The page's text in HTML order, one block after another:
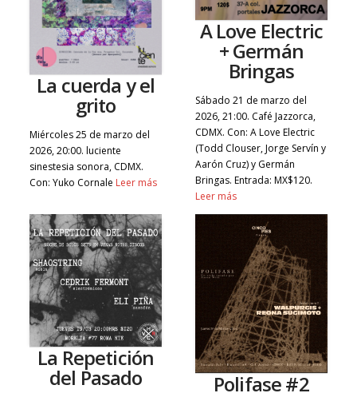
La cuerda y el
grito
Miércoles 25 de marzo del
2026, 20:00. luciente
sinestesia sonora, CDMX.
Con: Yuko Cornale Leer más
A Love Electric
+ Germán
Bringas
Sábado 21 de marzo del
2026, 21:00. Café Jazzorca,
CDMX. Con: A Love Electric
(Todd Clouser, Jorge Servín y
Aarón Cruz) y Germán
Bringas. Entrada: MX$120.
Leer más
La Repetición
del Pasado Polifase #2